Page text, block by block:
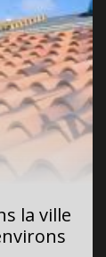
la ville